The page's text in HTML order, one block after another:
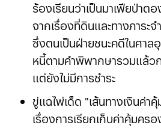
ร้องเรียนว่าเป็นมาเฟียป่าต
จากเรื่องที่ดินและทางภาระ
ซึ่งตนเป็นฝ่ายชนะคดีในศา
หนี้ตามคำพิพากษารวมแล้ว
แต่ยังไม่มีการชำระ
ขู่แฉไพ่เด็ด "เส้นทางเงินค่า
เรื่องการเรียกเก็บค่าคุ้มคร